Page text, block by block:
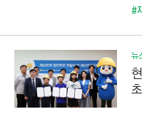
#
뉴